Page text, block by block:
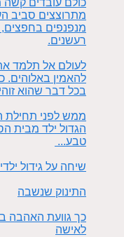
מתרוצצים סביב
מנפנפים בחפצים,
רעשנים.
לעולם אל תלמד
להאמין באלוהים.
בכל דבר שהוא זוהי
ממש לפני תחילת
הגדול ילד מבית
טבע...
שיחה על גידול
התינוק שנשבה
כך גוועת האהבה
לאישה